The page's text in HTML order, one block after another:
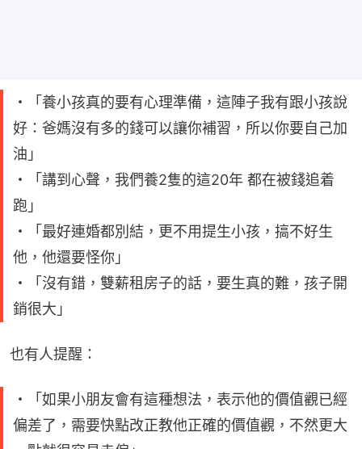
・「養小孩真的要有心理準備，這陣子我有跟小孩說
好：爸媽沒有多的錢可以讓你補習，所以你要自己加
油」
・「講到心聲，我們養2隻的這20年 都在被錢追着
跑」
・「最好連婚都別結，更不用提生小孩，搞不好生
他，他還要怪你」
・「沒有錯，雙薪租房子的話，要生真的難，孩子開
銷很大」
也有人提醒：
・「如果小朋友會有這種想法，表示他的價值觀已經
偏差了，需要快點改正教他正確的價值觀，不然更大